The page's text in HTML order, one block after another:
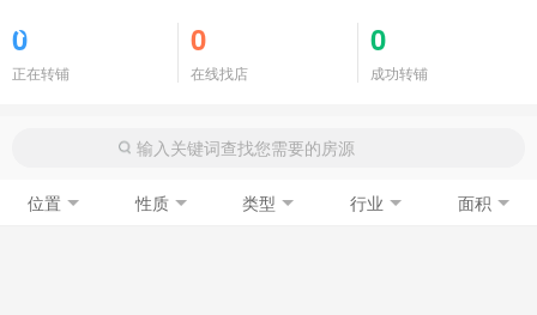
0
正在转铺
0
在线找店
0
成功转铺
位置 性质 类型 行业 面积